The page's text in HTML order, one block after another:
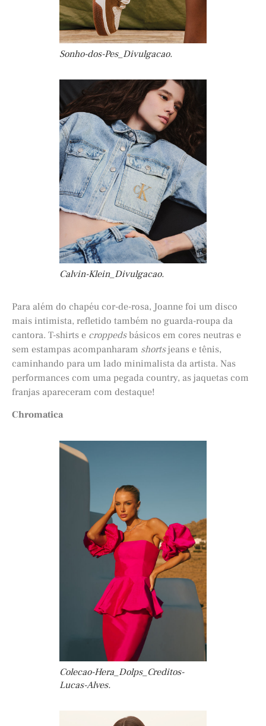
Sonho-dos-Pes_Divulgacao.
Calvin-Klein_Divulgacao.
Para além do chapéu cor-de-rosa, Joanne foi um disco
mais intimista, refletido também no guarda-roupa da
cantora. T-shirts e croppedsbásicos em cores neutras e
sem estampas acompanharam shortsjeans e tênis,
caminhando para um lado minimalista da artista. Nas
performances com uma pegada country, as jaquetas com
franjas apareceram com destaque!
Chromatica
Colecao-Hera_Dolps_Creditos-
Lucas-Alves.